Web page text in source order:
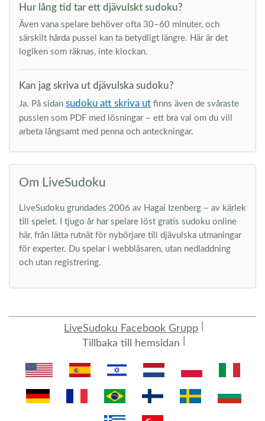
Hur lång tid tar ett djävulskt sudoku?
Även vana spelare behöver ofta 30–60 minuter, och
särskilt hårda pussel kan ta betydligt längre. Här är det
logiken som räknas, inte klockan.
Kan jag skriva ut djävulska sudoku?
Ja. På sidan sudoku att skriva ut finns även de svåraste
pusslen som PDF med lösningar – ett bra val om du vill
arbeta långsamt med penna och anteckningar.
Om LiveSudoku
LiveSudoku grundades 2006 av Hagai Izenberg – av kärlek
till spelet. I tjugo år har spelare löst gratis sudoku online
här, från lätta rutnät för nybörjare till djävulska utmaningar
för experter. Du spelar i webbläsaren, utan nedladdning
och utan registrering.
LiveSudoku Facebook Grupp
Tillbaka till hemsidan